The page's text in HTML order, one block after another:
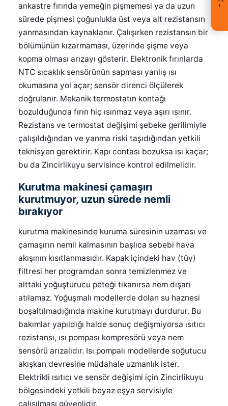
ankastre fırında yemeğin pişmemesi ya da uzun
sürede pişmesi çoğunlukla üst veya alt rezistansın
yanmasından kaynaklanır. Çalışırken rezistansın bir
bölümünün kızarmaması, üzerinde şişme veya
kopma olması arızayı gösterir. Elektronik fırınlarda
NTC sıcaklık sensörünün sapması yanlış ısı
okumasına yol açar; sensör direnci ölçülerek
doğrulanır. Mekanik termostatın kontağı
bozulduğunda fırın hiç ısınmaz veya aşırı ısınır.
Rezistans ve termostat değişimi şebeke gerilimiyle
çalışıldığından ve yanma riski taşıdığından yetkili
teknisyen gerektirir. Kapı contası bozuksa ısı kaçar;
bu da Zincirlikuyu servisince kontrol edilmelidir.
Kurutma makinesi çamaşırı
kurutmuyor, uzun sürede nemli
bırakıyor
kurutma makinesinde kuruma süresinin uzaması ve
çamaşırın nemli kalmasının başlıca sebebi hava
akışının kısıtlanmasıdır. Kapak içindeki hav (tüy)
filtresi her programdan sonra temizlenmez ve
alttaki yoğuşturucu peteği tıkanırsa nem dışarı
atılamaz. Yoğuşmalı modellerde dolan su haznesi
boşaltılmadığında makine kurutmayı durdurur. Bu
bakımlar yapıldığı halde sonuç değişmiyorsa ısıtıcı
rezistansı, ısı pompası kompresörü veya nem
sensörü arızalıdır. Isı pompalı modellerde soğutucu
akışkan devresine müdahale uzmanlık ister.
Elektrikli ısıtıcı ve sensör değişimi için Zincirlikuyu
bölgesindeki yetkili beyaz eşya servisiyle
çalışılması güvenlidir.
‹